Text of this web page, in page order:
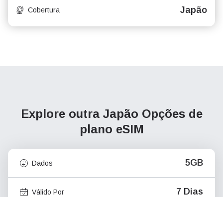
Cobertura Japão
Explore outra Japão Opções de
plano eSIM
Dados 5GB
Válido Por 7 Dias